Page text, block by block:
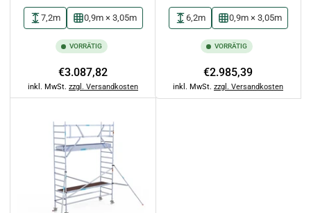
7,2m 0,9m × 3,05m
VORRÄTIG
Normaler
Preis
€3.087,82
inkl. MwSt. zzgl. Versandkosten
6,2m 0,9m × 3,05m
VORRÄTIG
Normaler
Preis
€2.985,39
inkl. MwSt. zzgl. Versandkosten